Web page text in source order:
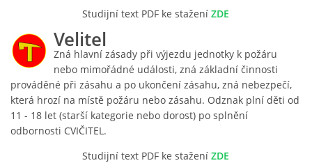
Studijní text PDF ke stažení ZDE
Velitel
Zná hlavní zásady při výjezdu jednotky k požáru
nebo mimořádné události, zná základní činnosti
prováděné při zásahu a po ukončení zásahu, zná nebezpečí,
která hrozí na místě požáru nebo zásahu. Odznak plní děti od
11 - 18 let (starší kategorie nebo dorost) po splnění
odbornosti CVIČITEL.
Studijní text PDF ke stažení ZDE